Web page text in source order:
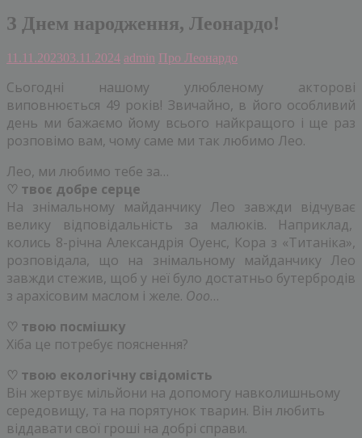
З Днем народження, Леонардо!
11.11.202303.11.2024 admin Про Леонардо
Сьогодні нашому улюбленому акторові
виповнюється 49 років! Звичайно, в його особливий
день ми бажаємо йому всього найкращого і ще раз
розповімо вам, чому саме ми так любимо Лео.
Лео, ми любимо тебе за…
♡ твоє добре серце
На знімальному майданчику Лео завжди відчуває
велику відповідальність за малюків. Наприклад,
колись 8-річна Александрія Оуенс, Кора з «Титаніка»,
розповідала, що на знімальному майданчику Лео
завжди стежив, щоб у неї було достатньо бутербродів
з арахісовим маслом і желе. Ооо…
♡ твою посмішку
Хіба це потребує пояснення?
♡ твою екологічну свідомість
Він жертвує мільйони на допомогу навколишньому
середовищу, та на порятунок тварин. Він любить
віддавати свої гроші на добрі справи.